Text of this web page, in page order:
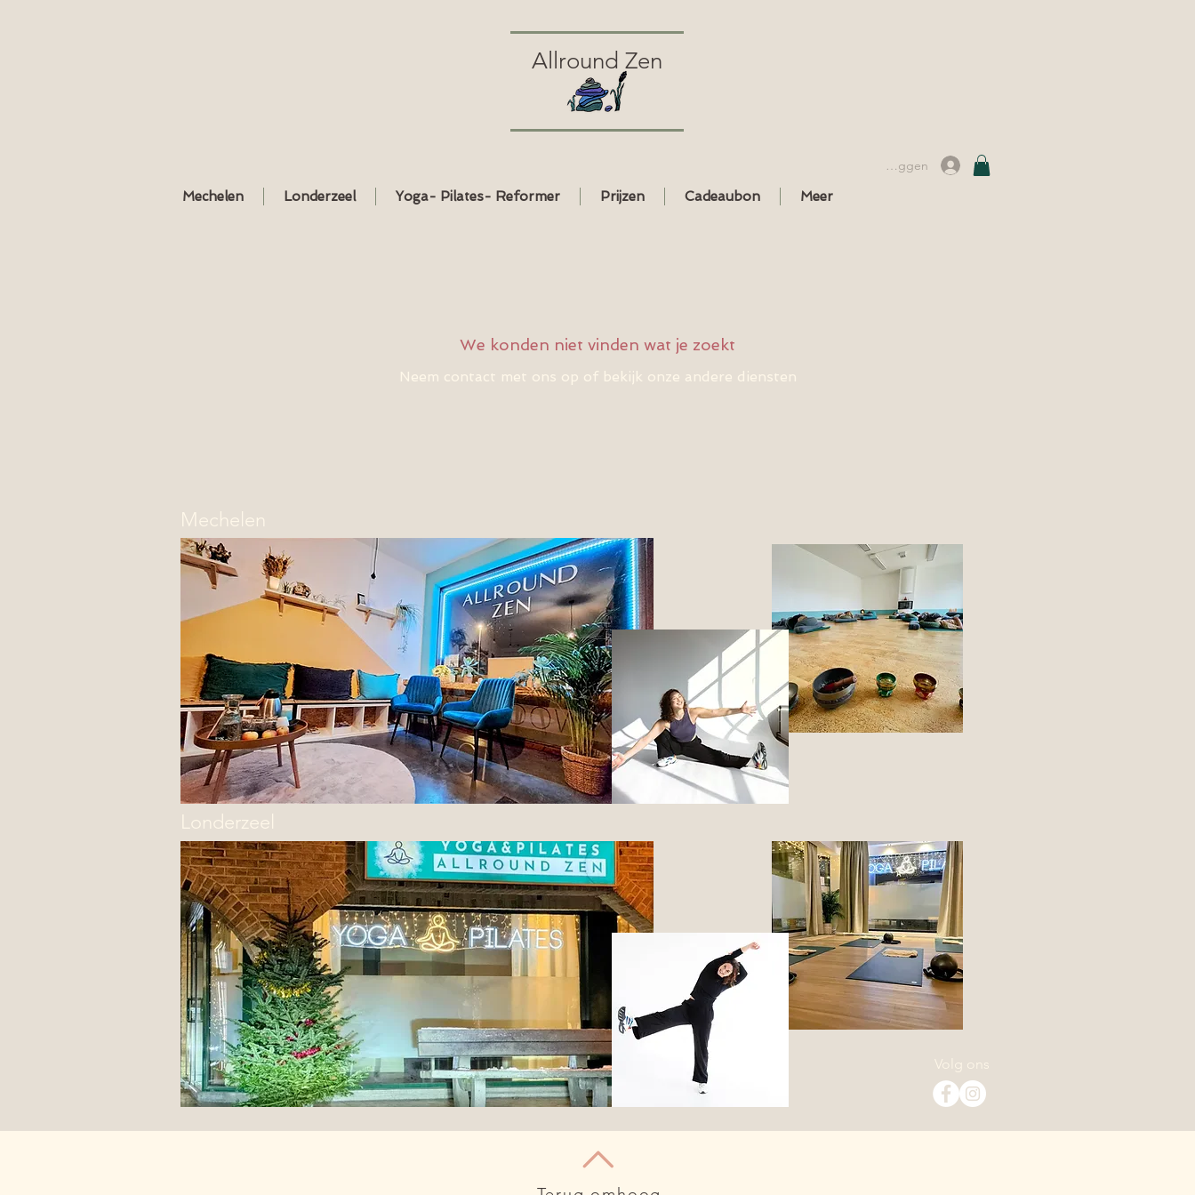
Allround Zen
Inloggen
Mechelen
Londerzeel Yoga- Pilates- Reformer Prijzen Cadeaubon Meer
We konden niet vinden wat je zoekt
Neem contact met ons op of bekijk onze andere diensten
Mechelen
Londerzeel
Volg ons